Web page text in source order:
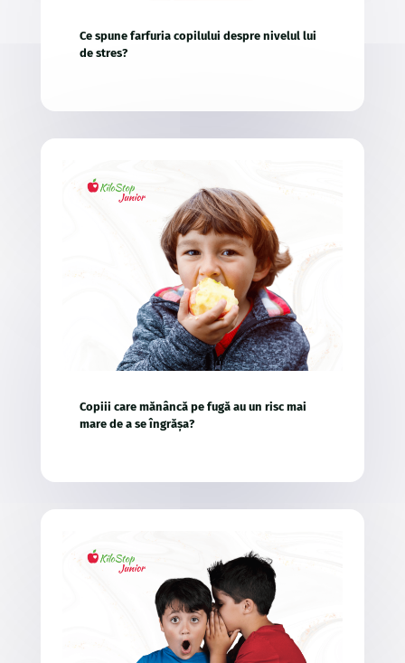
Ce spune farfuria copilului despre nivelul lui
de stres?
Copiii care mănâncă pe fugă au un risc mai
mare de a se îngrășa?